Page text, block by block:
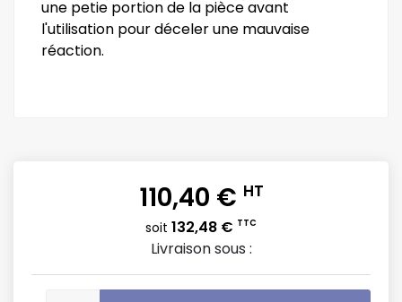
une petie portion de la pièce avant
l'utilisation pour déceler une mauvaise
réaction.
110,40 € HT
soit 132,48 € TTC
Livraison sous :